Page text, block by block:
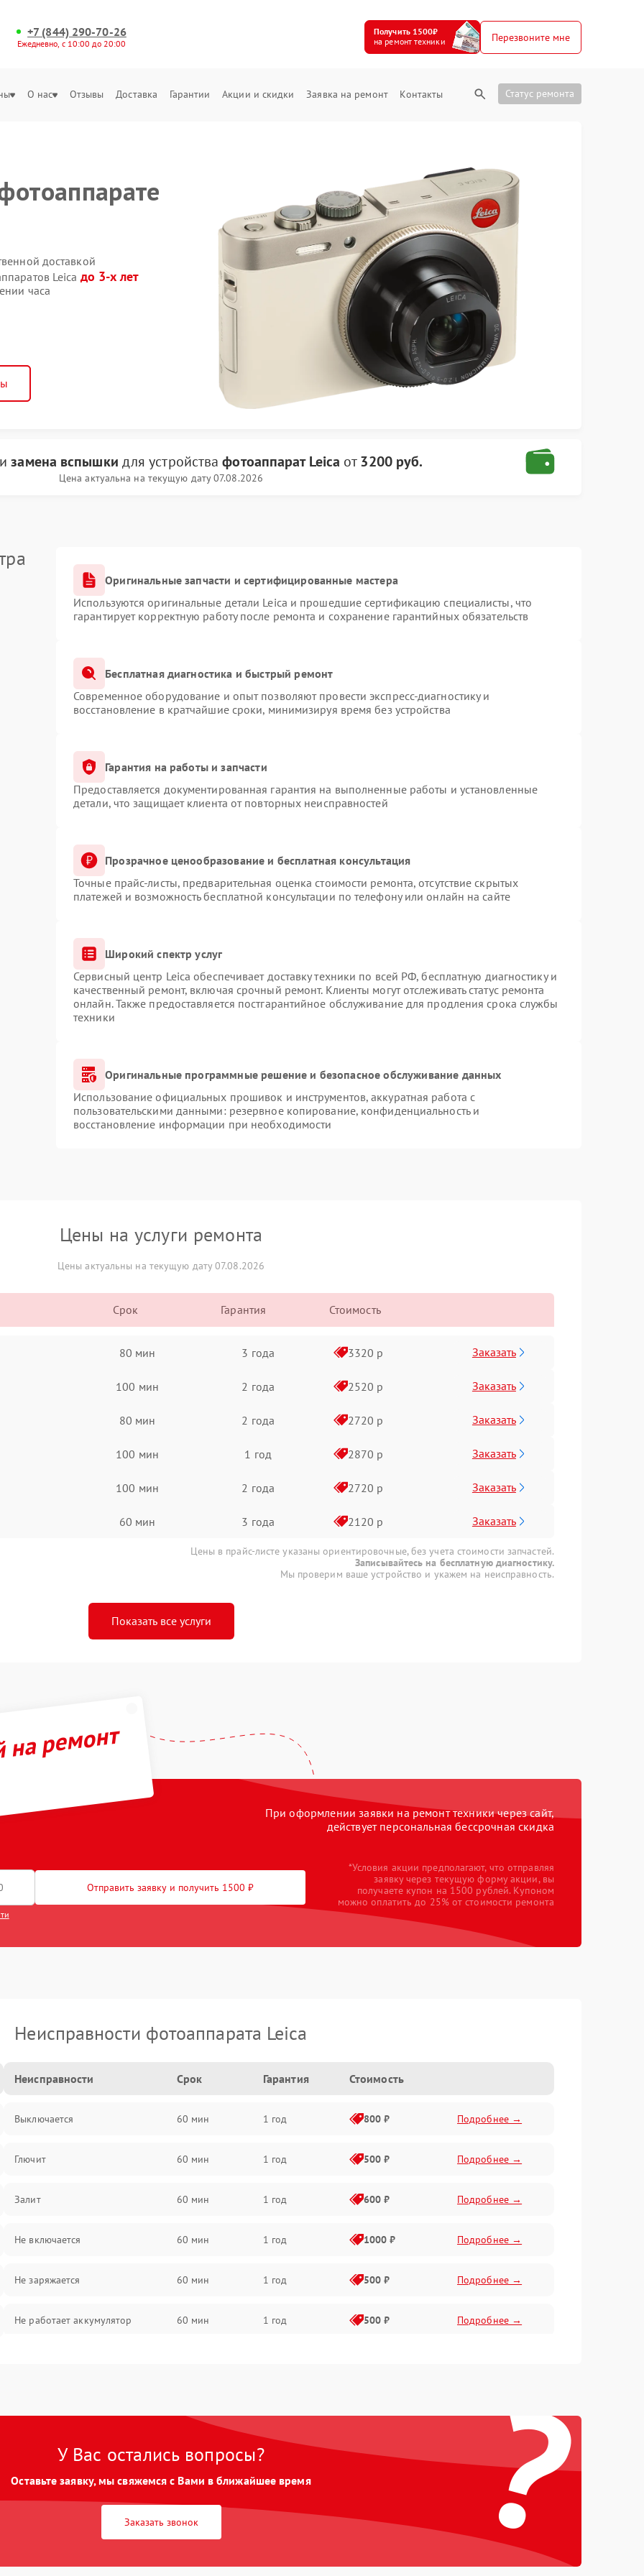
+7 (844) 290-70-26
Ежедневно, с 10:00 до 20:00
Получить 1500₽
на ремонт техники
Перезвоните мне
О нас Отзывы Доставка Гарантии Акции и скидки Заявка на ремонт Контакты Статус ремонта
доставкой
Leica до 3-х лет
часа
замена вспышки для устройствафотоаппарат Leica от3200 руб.
Цена актуальна на текущую дату 07.08.2026
Оригинальные запчасти и сертифицированные мастера
Используются оригинальные детали Leica и прошедшие сертификацию специалисты, что
гарантирует корректную работу после ремонта и сохранение гарантийных обязательств
Бесплатная диагностика и быстрый ремонт
Современное оборудование и опыт позволяют провести экспресс-диагностику и
восстановление в кратчайшие сроки, минимизируя время без устройства
Гарантия на работы и запчасти
Предоставляется документированная гарантия на выполненные работы и установленные
детали, что защищает клиента от повторных неисправностей
Прозрачное ценообразование и бесплатная консультация
Точные прайс-листы, предварительная оценка стоимости ремонта, отсутствие скрытых
платежей и возможность бесплатной консультации по телефону или онлайн на сайте
Широкий спектр услуг
Сервисный центр Leica обеспечивает доставку техники по всей РФ, бесплатную диагностику и
качественный ремонт, включая срочный ремонт. Клиенты могут отслеживать статус ремонта
онлайн. Также предоставляется постгарантийное обслуживание для продления срока службы
техники
Оригинальные программные решение и безопасное обслуживание данных
Использование официальных прошивок и инструментов, аккуратная работа с
пользовательскими данными: резервное копирование, конфиденциальность и
восстановление информации при необходимости
Цены на услуги ремонта
Цены актуальны на текущую дату 07.08.2026
Срок Гарантия Стоимость
80 мин 3 года 3320 р Заказать
100 мин 2 года 2520 р Заказать
80 мин 2 года 2720 р Заказать
100 мин 1 год 2870 р Заказать
100 мин 2 года 2720 р Заказать
60 мин 3 года 2120 р Заказать
Цены в прайс-листе указаны ориентировочные, без учета стоимости запчастей.
Записывайтесь на бесплатную диагностику.
Мы проверим ваше устройство и укажем на неисправность.
Показать все услуги
ремонт
При оформлении заявки на ремонт техники через сайт,
действует персональная бессрочная скидка
Отправить заявку и получить 1500 ₽
*Условия акции предполагают, что отправляя
заявку через текущую форму акции, вы
получаете купон на 1500 рублей. Купоном
можно оплатить до 25% от стоимости ремонта
Неисправности фотоаппарата Leica
Неисправности Срок Гарантия Стоимость
Выключается 60 мин 1 год 800 ₽ Подробнее →
Глючит 60 мин 1 год 500 ₽ Подробнее →
Залит 60 мин 1 год 600 ₽ Подробнее →
Не включается 60 мин 1 год 1000 ₽ Подробнее →
Не заряжается 60 мин 1 год 500 ₽ Подробнее →
Не работает аккумулятор 60 мин 1 год 500 ₽ Подробнее →
?
У Вас остались вопросы?
Оставьте заявку, мы свяжемся с Вами в ближайшее время
Заказать звонок